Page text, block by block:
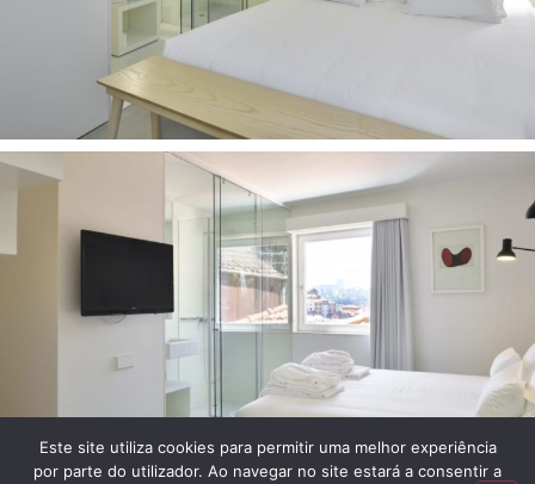
Este site utiliza cookies para permitir uma melhor experiência
por parte do utilizador. Ao navegar no site estará a consentir a